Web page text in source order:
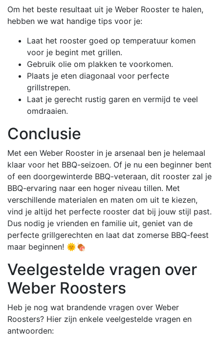
Om het beste resultaat uit je Weber Rooster te halen,
hebben we wat handige tips voor je:
Laat het rooster goed op temperatuur komen
voor je begint met grillen.
Gebruik olie om plakken te voorkomen.
Plaats je eten diagonaal voor perfecte
grillstrepen.
Laat je gerecht rustig garen en vermijd te veel
omdraaien.
Conclusie
Met een Weber Rooster in je arsenaal ben je helemaal
klaar voor het BBQ-seizoen. Of je nu een beginner bent
of een doorgewinterde BBQ-veteraan, dit rooster zal je
BBQ-ervaring naar een hoger niveau tillen. Met
verschillende materialen en maten om uit te kiezen,
vind je altijd het perfecte rooster dat bij jouw stijl past.
Dus nodig je vrienden en familie uit, geniet van de
perfecte grillgerechten en laat dat zomerse BBQ-feest
maar beginnen! 🌞🍖
Veelgestelde vragen over
Weber Roosters
Heb je nog wat brandende vragen over Weber
Roosters? Hier zijn enkele veelgestelde vragen en
antwoorden: